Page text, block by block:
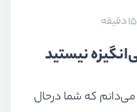
نیستید
می‌دانم که شما درحال